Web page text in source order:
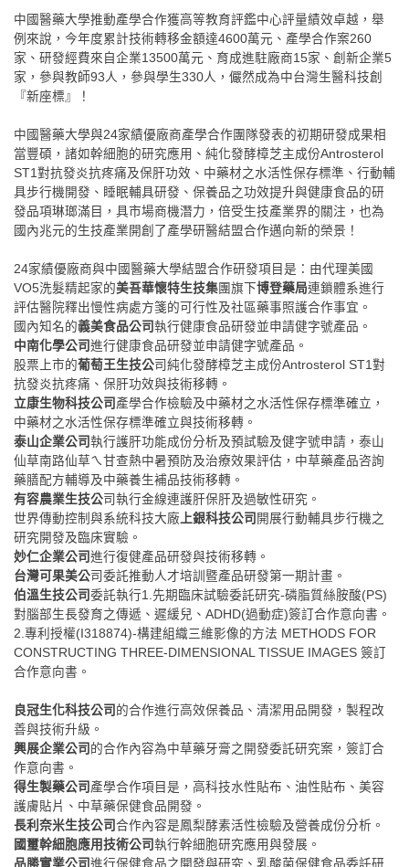
中國醫藥大學推動產學合作獲高等教育評鑑中心評量績效卓越，舉
例來說，今年度累計技術轉移金額達4600萬元、產學合作案260
家、研發經費來自企業13500萬元、育成進駐廠商15家、創新企業5
家，參與教師93人，參與學生330人，儼然成為中台灣生醫科技創
『新座標』！
中國醫藥大學與24家績優廠商產學合作團隊發表的初期研發成果相
當豐碩，諸如幹細胞的研究應用、純化發酵樟芝主成份Antrosterol
ST1對抗發炎抗疼痛及保肝功效、中藥材之水活性保存標準、行動輔
具步行機開發、睡眠輔具研發、保養品之功效提升與健康食品的研
發品項琳瑯滿目，具市場商機潛力，倍受生技產業界的關注，也為
國內兆元的生技產業開創了產學研醫結盟合作邁向新的榮景！
24家績優廠商與中國醫藥大學結盟合作研發項目是：由代理美國
VO5洗髮精起家的美吾華懷特生技集團旗下博登藥局連鎖體系進行
評估醫院釋出慢性病處方箋的可行性及社區藥事照護合作事宜。
國內知名的義美食品公司 執行健康食品研發並申請健字號產品。
中南化學公司 進行健康食品研發並申請健字號產品。
股票上市的葡萄王生技公司純化發酵樟芝主成份Antrosterol ST1對
抗發炎抗疼痛、保肝功效與技術移轉。
立康生物科技公司 產學合作檢驗及中藥材之水活性保存標準確立，
中藥材之水活性保存標準確立與技術移轉。
泰山企業公司 執行護肝功能成份分析及預試驗及健字號申請，泰山
仙草南路仙草ㄟ甘查熱中暑預防及治療效果評估，中草藥產品咨詢
藥膳配方輔導及中藥養生補品技術移轉。
有容農業生技公司執行金線連護肝保肝及過敏性研究。
世界傳動控制與系統科技大廠上銀科技公司 開展行動輔具步行機之
研究開發及臨床實驗。
妙仁企業公司 進行復健產品研發與技術移轉。
台灣可果美公司委託推動人才培訓暨產品研發第一期計畫。
伯溫生技公司 委託執行1.先期臨床試驗委託研究-磷脂質絲胺酸(PS)
對腦部生長發育之傳遞、遲緩兒、ADHD(過動症)簽訂合作意向書。
2.專利授權(I318874)-構建組織三維影像的方法 METHODS FOR
CONSTRUCTING THREE-DIMENSIONAL TISSUE IMAGES 簽訂
合作意向書。
良冠生化科技公司 的合作進行高效保養品、清潔用品開發，製程改
善與技術升級。
興展企業公司 的合作內容為中草藥牙膏之開發委託研究案，簽訂合
作意向書。
得生製藥公司 產學合作項目是，高科技水性貼布、油性貼布、美容
護膚貼片、中草藥保健食品開發。
長利奈米生技公司 合作內容是鳳梨酵素活性檢驗及營養成份分析。
國璽幹細胞應用技術公司 執行幹細胞研究應用與發展。
品勝實業公司 進行保健食品之開發與研究、乳酸菌保健食品委託研